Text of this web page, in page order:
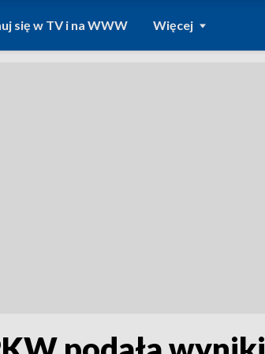
się w TV i na WWW Więcej